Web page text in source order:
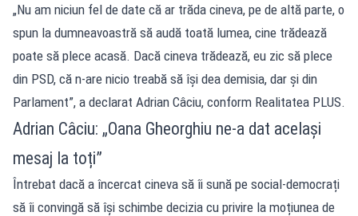
„Nu am niciun fel de date că ar trăda cineva, pe de altă parte, o
spun la dumneavoastră să audă toată lumea, cine trădează
poate să plece acasă. Dacă cineva trădează, eu zic să plece
din PSD, că n-are nicio treabă să își dea demisia, dar și din
Parlament”, a declarat Adrian Câciu, conform Realitatea PLUS.
Adrian Câciu: „Oana Gheorghiu ne-a dat același
mesaj la toți”
Întrebat dacă a încercat cineva să îi sună pe social-democrați
să îi convingă să își schimbe decizia cu privire la moțiunea de